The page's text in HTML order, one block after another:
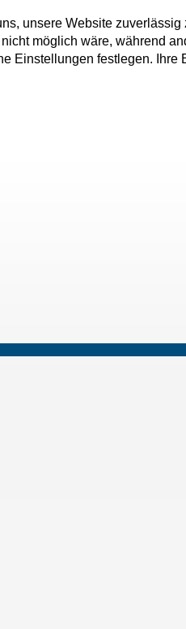
unsere Website zuverlässig
möglich wäre, während
Einstellungen festlegen.